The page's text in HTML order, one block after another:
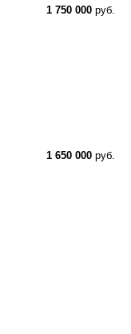
1 750 000 руб.
1 650 000 руб.